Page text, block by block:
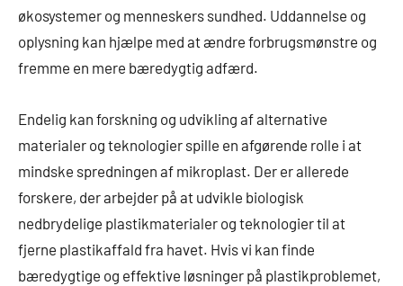
økosystemer og menneskers sundhed. Uddannelse og
oplysning kan hjælpe med at ændre forbrugsmønstre og
fremme en mere bæredygtig adfærd.
Endelig kan forskning og udvikling af alternative
materialer og teknologier spille en afgørende rolle i at
mindske spredningen af mikroplast. Der er allerede
forskere, der arbejder på at udvikle biologisk
nedbrydelige plastikmaterialer og teknologier til at
fjerne plastikaffald fra havet. Hvis vi kan finde
bæredygtige og effektive løsninger på plastikproblemet,